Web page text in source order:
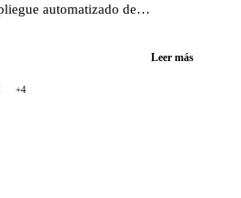
automatizado de
Leer más
+4